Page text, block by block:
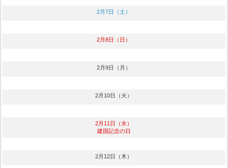
2月7日（土）
2月8日（日）
2月9日（月）
2月10日（火）
2月11日（水）
建国記念の日
2月12日（木）